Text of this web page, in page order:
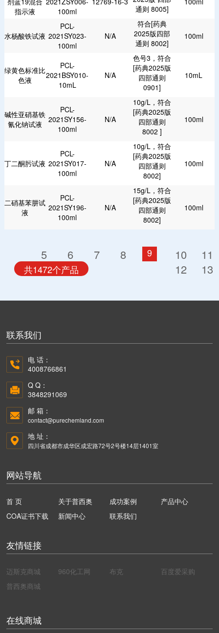
指示液
100ml
通则 8005]
水杨酸铁试液
PCL-
2021SY023-
100ml
N/A
符合[药典
2025版四部
通则 8002]
100ml
绿黄色标准比
色液
PCL-
2021BSY010-
10mL
N/A
色号3，符合
[药典2025版
四部通则
0901]
10mL
碱性亚硝基铁
氰化钠试液
PCL-
2021SY156-
100ml
N/A
10g/L，符合
[药典2025版
四部通则
8002 ]
100ml
丁二酮肟试液
PCL-
2021SY017-
100ml
N/A
10g/L，符合
[药典2025版
四部通则
8002]
100ml
二硝基苯肼试
液
PCL-
2021SY196-
100ml
N/A
15g/L，符合
[药典2025版
四部通则
8002]
100ml
5 6 7 8 9 10
11
12
13
共1472个产品
联系我们
电 话：
4008766861
Q Q：
3848291069
邮 箱：
contact@purechemland.com
地 址：
四川省成都市成华区成宏路72号2号楼14层1401室
网站导航
首 页 关于普西奥 成功案例
产品中心
COA证书下载
新闻中心 联系我们
友情链接
迈斯克商城 960化工网 布克
百度爱采购
普西奥商城
在线商城